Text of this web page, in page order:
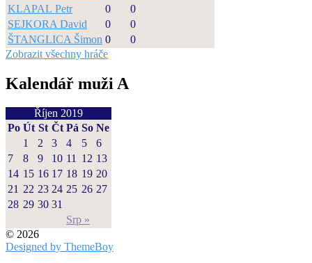
KLAPAL Petr
0
0
SEJKORA David
0
0
ŠTANGLICA Šimon 0
0
Zobrazit všechny hráče
Kalendář muži A
Říjen 2019
Po Út St Čt Pá So Ne
Srp »
1 2 3 4 5
6
7
8 9 10 11 12 13
14 15 16 17 18 19 20
21 22 23 24 25 26 27
28 29 30 31
© 2026
Designed by ThemeBoy